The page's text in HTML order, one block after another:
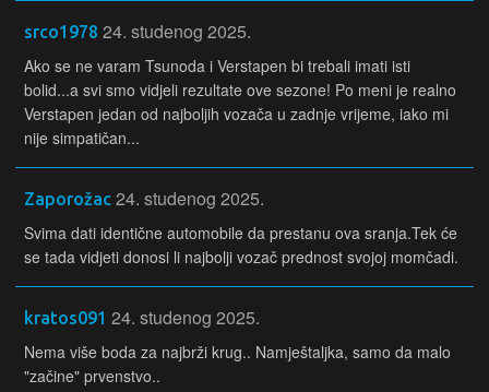
srco1978 24. studenog 2025.
Ako se ne varam Tsunoda i Verstapen bi trebali imati isti
bolid...a svi smo vidjeli rezultate ove sezone! Po meni je realno
Verstapen jedan od najboljih vozača u zadnje vrijeme, iako mi
nije simpatičan...
Zaporožac 24. studenog 2025.
Svima dati identične automobile da prestanu ova sranja.Tek će
se tada vidjeti donosi li najbolji vozač prednost svojoj momčadi.
kratos091 24. studenog 2025.
Nema više boda za najbrži krug.. Namještaljka, samo da malo
"začine" prvenstvo..